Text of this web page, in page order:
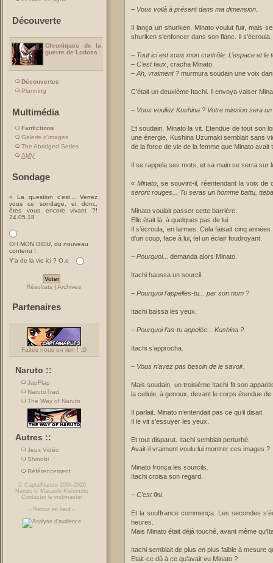
Découverte
Chroniques de la
guerre de Lodoss
Découvertes
Planning
Multimédia
Fanfictions
Galerie d'images
The Abridged Series
AMV
Sondage
» La question c'est... Verrez
vous ce sondage, et donc,
êtes vous encore vivant ?!
24.05.18
OH MON DIEU, du nouveau
contenu !
Y'a de la vie ici ? O.o
Résultats| Archives
Partenaires
Faites nous un lien ! :D
Naruto ::
JapFlap
NarutoTrad
The Way of Naruto
Autres ::
Jeux Vidéo
Shinobi
Référencement
© CaptaiNaruto2004-2026
Naruto © Masashi Kishimoto
Contacter le webmaster
- Retour en haut -
– Vous voilà à présent dans ma dimension.
Il lança un shuriken. Minato voulut fuir, mais
shuriken s’enfoncer dans son flanc. Il s’écroula.
– Tout ici est sous mon contrôle. L’espace et le
– C’est faux , cracha Minato.
– Ah, vraiment ? murmura soudain une voix
C’était un deuxième Itachi. Il envoya valser
– Vous vouliez Kushina ? Votre mission sera
Et soudain, Minato la vit. Etendue de tout son
une énergie, Kushina Uzumaki semblait sans
de la force de vie de la femme que Minato avait
Il se rappela ses mots, et sa main se serra sur
«Minato , se souvint-il, réentendant la voix
seront rouges...
Tu seras un homme battu,
Minato voulait passer cette barrière.
Elle était là, à quelques pas de lui.
Il s’écroula, en larmes. Cela faisait cinq
d’un coup, face à lui, tel un éclair foudroyant.
– Pourquoi... demanda alors Minato.
Itachi haussa un sourcil.
– Pourquoi l’appelles-tu... par son nom ?
Itachi baissa les yeux.
– Pourquoi l’as-tu appelée... Kushina ?
Itachi s’approcha.
– Vous n’avez pas besoin de le savoir.
Mais soudain, un troisième Itachi fit son
la cellule, à genoux, devant le corps étendue de
Il parlait. Minato n’entendait pas ce qu’il disait.
Il le vit s’essuyer les yeux.
Et tout disparut. Itachi semblait perturbé.
Avait-il vraiment voulu lui montrer ces images ?
Minato fronça les sourcils.
Itachi croisa son regard.
– C’est fini.
Et la souffrance commença. Les secondes
heures.
Mais Minato était déjà touché, avant même
Itachi semblait de plus en plus faible à mesure
Etait-ce dû à ce qu’avait vu Minato ?